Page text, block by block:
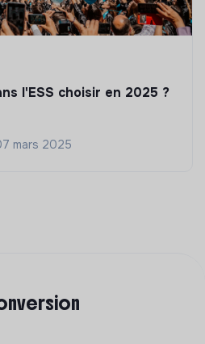
l'ESS choisir en 2025 ?
mars 2025